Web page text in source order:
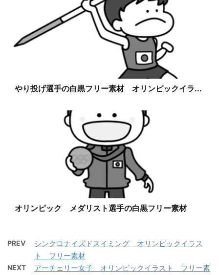
やり投げ選手の白黒フリー素材 オリンピックイラ...
オリンピック メダリスト選手の白黒フリー素材
PREV
シンクロナイズドスイミング オリンピックイラス
ト フリー素材
NEXT
アーチェリー女子 オリンピックイラスト フリー素